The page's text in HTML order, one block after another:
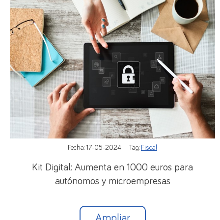
conmulta de 1.000 a 10.000 euros por cada
trabajador/a afectado/a
6.- EXPEDIENTES DE REGULACIÓN TEMPORAL
DE EMPLEO (ERTES)
Un expediente temporal de empleo (ERTE) es un
mecanismo de flexibilización interna establecido
para que las empresas con dificultades puedan
reducir temporalmente la jornada de sus
trabajadores, o suspender temporalmente
Tras la entrada en vigor de esta reforma laboral,
jornada (entre un 10 y un 70%) frente a la de
Fecha: 17-05-2024 Tag: Fiscal
Kit Digital: Aumenta en 1000 euros para
autónomos y microempresas